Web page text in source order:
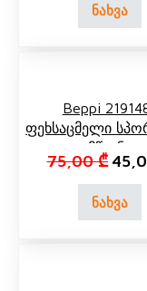
ნახვა
Beppi
Ფეხსაცმელი
Მწვანე
75,00₾
ნახვა